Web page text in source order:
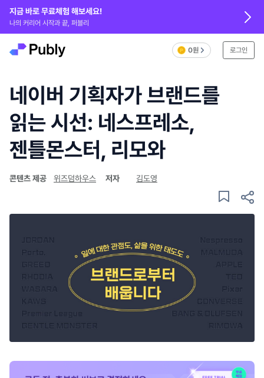
지금 바로 무료체험 해보세요!
나의 커리어 시작과 끝, 퍼블리
0원 로그인
네이버 기획자가 브랜드를
읽는 시선: 네스프레소,
젠틀몬스터, 리모와
콘텐츠 제공 위즈덤하우스 저자 김도영